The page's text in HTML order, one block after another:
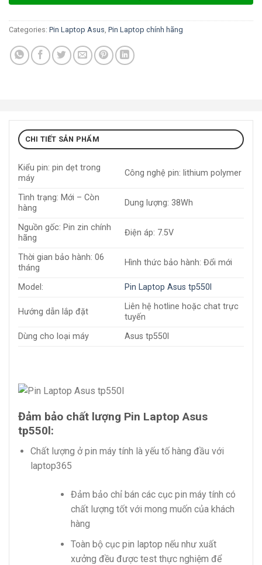
Categories: Pin Laptop Asus Pin Laptop chính hãng
CHI TIẾT SẢN PHẨM
Kiểu pin: pin dẹt trong
máy
Công nghệ pin: lithium polymer
Tình trạng: Mới – Còn
hàng
Dung lượng: 38Wh
Nguồn gốc: Pin zin chính
hãng
Điện áp: 7.5V
Thời gian bảo hành: 06
tháng
Hình thức bảo hành: Đổi mới
Model: Pin Laptop Asus tp550l
Hướng dẫn lắp đặt
Liên hệ hotline hoặc chat trực
tuyến
Dùng cho loại máy
Asus tp550l
Đảm bảo chất lượng Pin Laptop Asus
tp550l:
Chất lượng ở pin máy tính là yếu tố hàng đầu với
laptop365
Đảm bảo chỉ bán các cục pin máy tính có
chất lượng tốt với mong muốn của khách
hàng
Toàn bộ cục pin laptop nếu như xuất
xưởng đều được test thực nghiệm để